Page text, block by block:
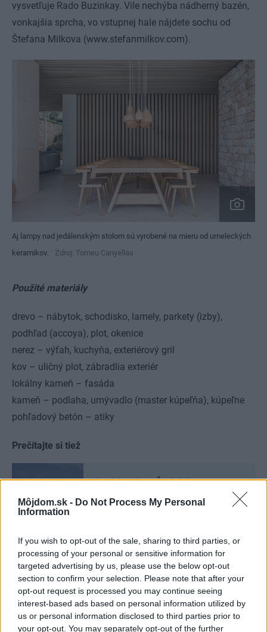
Môjdom.sk - Do Not Process My Personal
Information
If you wish to opt-out of the sale, sharing to third parties, or
processing of your personal or sensitive information for
targeted advertising by us, please use the below opt-out
section to confirm your selection. Please note that after your
opt-out request is processed you may continue seeing
interest-based ads based on personal information utilized by
us or personal information disclosed to third parties prior to
your opt-out. You may separately opt-out of the further
vysvetľuje Rado Buzinkay. Vile nechýba nádherný bazén,
vonkajšia sprcha, vo vstupnej hale nájdete sochu od
Štefana Milkova (www.stefanmilkov.com).
Aj lampy nad jedálenským stolom sú vyrobené na mieru od umeleckých
keramikov.
Zdroj: Tomeu Canyellas
Použité materiály
drevo – nábytok, schodisko, lamely, parkety (izby),
podhľad (accoya), plot, okenice
nerez – výťah, kuchyňa, exteriérový gril
kov – uličný plot, zábradlia exteriér
lokálny kameň – fasáda
kameň – podlaha, umývadlo (master kúpeľňa), kúpeľne
pohľadový betón – atiky
Prečítajte si tiež
Rezidencia v Čechách
prekvapuje obrovskou plochou.
Má vinicu, stajňu a pristávaciu
Casa Fly
architektonický ateliér:beef architekti
autori – architekti: Rado Buzinkay, Andrej Ferenčík, Jakub